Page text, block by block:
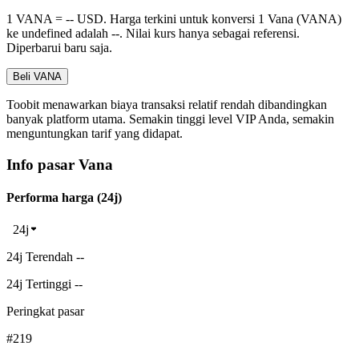
1 VANA = -- USD. Harga terkini untuk konversi 1 Vana (VANA)
ke undefined adalah --. Nilai kurs hanya sebagai referensi.
Diperbarui baru saja.
Beli VANA
Toobit menawarkan biaya transaksi relatif rendah dibandingkan
banyak platform utama. Semakin tinggi level VIP Anda, semakin
menguntungkan tarif yang didapat.
Info pasar Vana
Performa harga (24j)
24j
24j Terendah --
24j Tertinggi --
Peringkat pasar
#219